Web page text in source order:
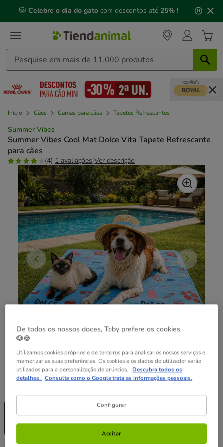
mensagem,
🐱 Celebre o dia do gato com descontos até 25% !
Início Cães Camas para cães Tapetes Refrescantes
Summer Vibes
Summer Vibes Cool Mat Dolce Vita Tapete Refrescante
para cães
(4) 1 avaliações|Ver descrição
Tamanho:M (40 x 50 cm) Guia de tamanhos
9.99€
L (50 x 90 cm)
12.99€
cm)
22.99€
De todos os nossos doces, Toby prefere os cookies
🐶🍪
Utilizamos cookies próprios e de terceiros para analisar os nossos serviços e
memorizar as suas preferências. Os cookies e os dados do utilizador serão
utilizados para a personalização de anúncios. Descubra todos os
detalhes. Consulte como o Google trata as informações pessoais.
Configurar
Aceitar